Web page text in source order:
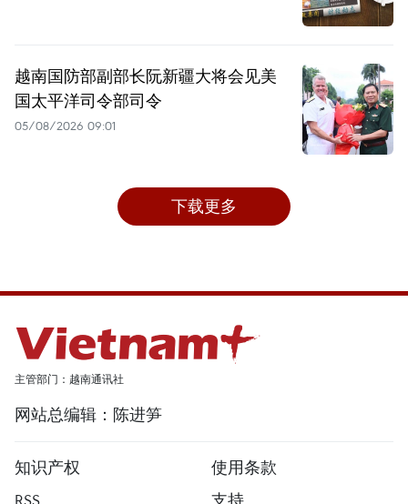
越南国防部副部长阮新疆大将会见美
国太平洋司令部司令
05/08/2026 09:01
下载更多
主管部门：越南通讯社
网站总编辑：陈进笋
知识产权
使用条款